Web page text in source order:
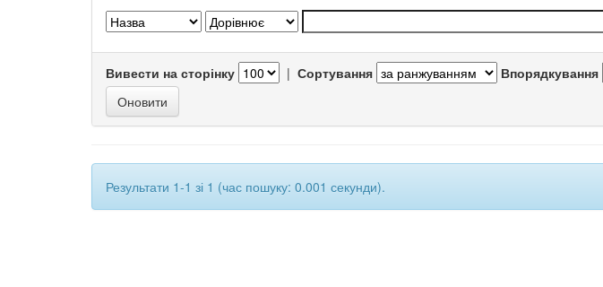
Вивести на сторінку | Сортування Впорядкування
Результати 1-1 зі 1 (час пошуку: 0.001 секунди).